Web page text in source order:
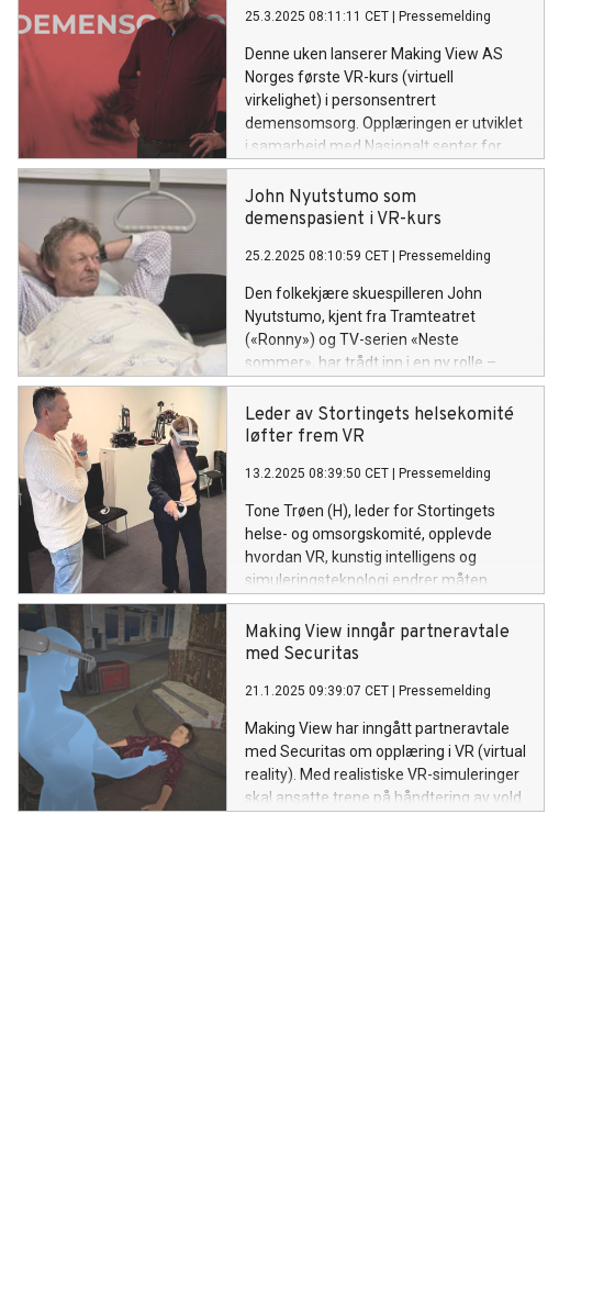
omsorg.
25.3.2025 08:11:11 CET Pressemelding
Denne uken lanserer Making View AS
Norges første VR-kurs (virtuell
virkelighet) i personsentrert
demensomsorg. Opplæringen er utviklet
i samarbeid med Nasjonalt senter for
aldring og helse. Mest menneskelig, og
noe kunstig intelligens inngår i kurset.
John Nyutstumo som
demenspasient i VR-kurs
25.2.2025 08:10:59 CET Pressemelding
Den folkekjære skuespilleren John
Nyutstumo, kjent fra Tramteatret
(«Ronny») og TV-serien «Neste
sommer», har trådt inn i en ny rolle –
som pasient med demens i nytt VR-kurs
fra Making View.
Leder av Stortingets helsekomité
løfter frem VR
13.2.2025 08:39:50 CET Pressemelding
Tone Trøen (H), leder for Stortingets
helse- og omsorgskomité, opplevde
hvordan VR, kunstig intelligens og
simuleringsteknologi endrer måten
helsepersonell lærer og trener på. Den
tidligere stortingspresidenten fikk teste
nyvinningene da hun besøkte VR-
Making View inngår partneravtale
med Securitas
21.1.2025 09:39:07 CET Pressemelding
Making View har inngått partneravtale
med Securitas om opplæring i VR (virtual
reality). Med realistiske VR-simuleringer
skal ansatte trene på håndtering av vold